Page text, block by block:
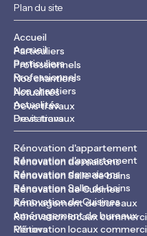
Plan du site
Accueil
Accueil
Particuliers
Particuliers
Professionnels
Professionnels
Nos chantiers
Nos chantiers
Actualités
Actualités
Devis travaux
Devis travaux
Prestations
Rénovation d'appartement
Rénovation d'appartement
Rénovation de maisons
Rénovation de maisons
Rénovation Salle de bains
Rénovation Salle de bains
Rénovation de Cuisines
Rénovation de Cuisines
Aménagement de bureaux
Aménagement de bureaux
Rénovation locaux
Rénovation locaux
Métiers